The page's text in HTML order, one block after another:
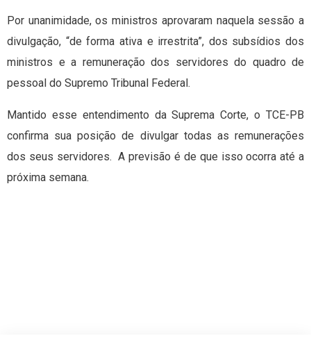
Por unanimidade, os ministros aprovaram naquela sessão a
divulgação, “de forma ativa e irrestrita”, dos subsídios dos
ministros e a remuneração dos servidores do quadro de
pessoal do Supremo Tribunal Federal.
Mantido esse entendimento da Suprema Corte, o TCE-PB
confirma sua posição de divulgar todas as remunerações
dos seus servidores. A previsão é de que isso ocorra até a
próxima semana.